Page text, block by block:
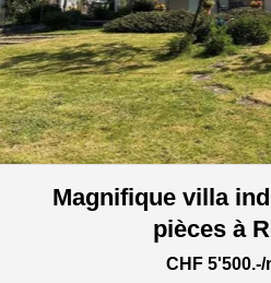
Magnifique villa
pièces à
CHF